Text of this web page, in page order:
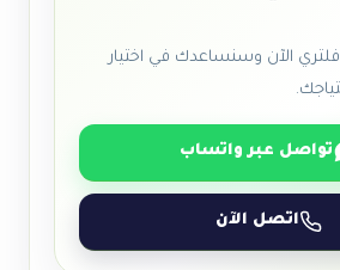
الآن وسنساعدك في اختيار
تواصل عبر واتساب
اتصل الآن